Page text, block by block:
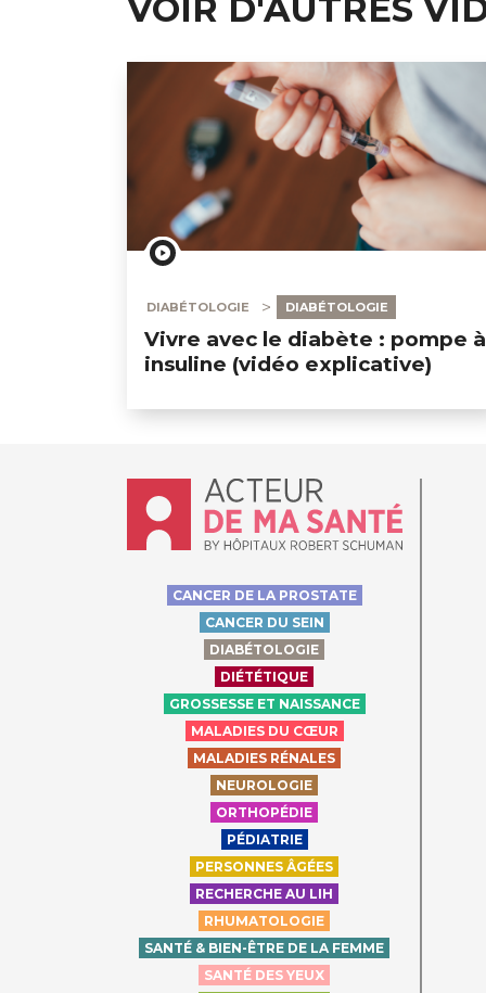
GESONDHEETZENTRUM FONDATION HÔPITAUX
VOIR D'AUTRES
DIABÉTOLOGIE DIABÉTOLOGIE
Vivre avec le diabète : pompe à
insuline (vidéo explicative)
Accueil - Acteur de ma santé, by
CANCER DE LA PROSTATE
CANCER DU SEIN
DIABÉTOLOGIE
DIÉTÉTIQUE
GROSSESSE ET NAISSANCE
MALADIES DU CŒUR
MALADIES RÉNALES
NEUROLOGIE
ORTHOPÉDIE
PÉDIATRIE
PERSONNES ÂGÉES
RECHERCHE AU LIH
RHUMATOLOGIE
SANTÉ & BIEN-ÊTRE DE LA FEMME
SANTÉ DES YEUX